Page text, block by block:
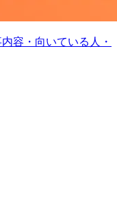
容・向いている人・